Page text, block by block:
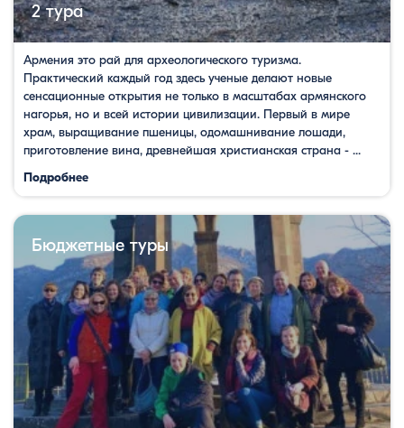
2 тура
Армения это рай для археологического туризма.
Практический каждый год здесь ученые делают новые
сенсационные открытия не только в масштабах армянского
нагорья, но и всей истории цивилизации. Первый в мире
храм, выращивание пшеницы, одомашнивание лошади,
приготовление вина, древнейшая христианская страна - ...
Подробнее
Бюджетные туры